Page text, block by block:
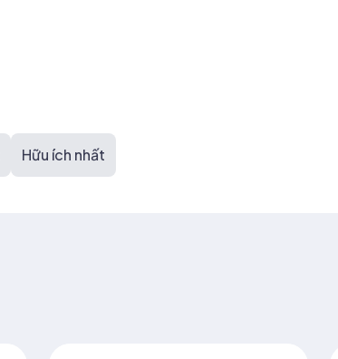
Hữu ích nhất